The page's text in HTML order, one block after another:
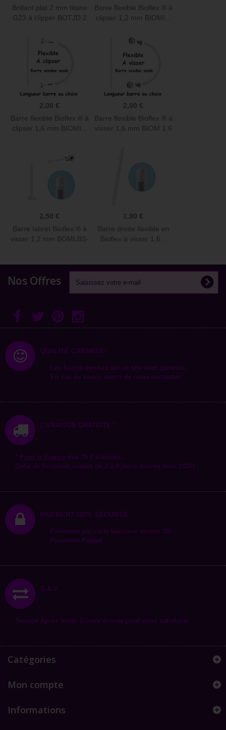
Brillant plat 2 mm titane
G23 à clipper BOTJD 2
Barre flexible Bioflex ® à
clipser 1,2 mm BIOMI...
2,00 €
Barre flexible Bioflex ® à
clipser 1,6 mm BIOMI...
2,00 €
Barre flexible Bioflex ® à
visser 1,6 mm BIOM 1.6
2,50 €
Barre labret Bioflex ® à
visser 1,2 mm BOMLBS-
1,90 €
Barre droite flexible en
Bioflex à visser 1,6...
Nos Offres
QUALITÉ GARANTIE!
Les bijoux vendus sur ce site sont garantis.
En cas de souci, merci de nous contacter.
LIVRAISON GRATUITE *
* Pour la France dès 35 € d'achats.
Délai de livraison moyen de 3 à 9 jours ouvrés (voir CGV)
PAIEMENT 100% SÉCURISÉ
Paiement par carte bancaire secure 3D.
Paiement Paypal
S.A.V.
Service Après Vente à votre écoute pour vous satisfaire.
Catégories
Mon compte
Informations